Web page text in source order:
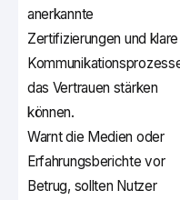
anerkannte
Zertifizierungen und klare
das Vertrauen stärken
können.
Warnt die Medien oder
Erfahrungsberichte vor
Betrug, sollten Nutzer